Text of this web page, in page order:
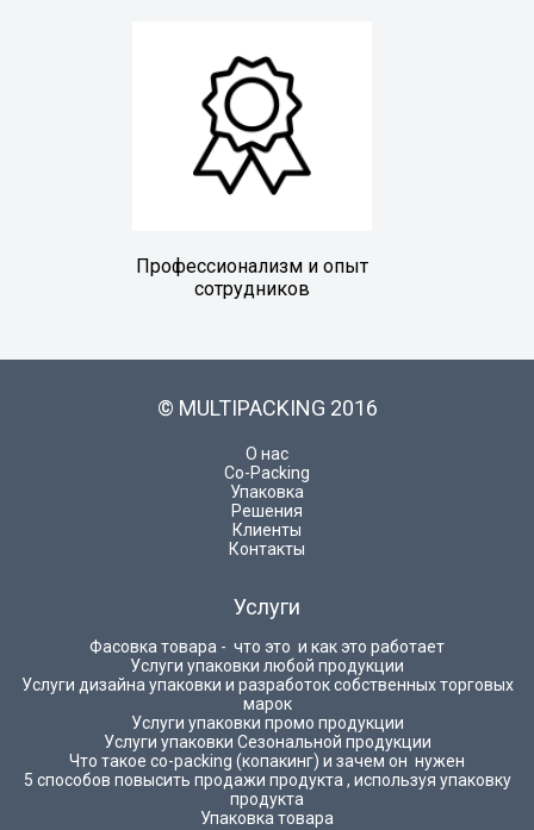
Профессионализм и опыт
сотрудников
© MULTIPACKING 2016
О нас
Co-Packing
Упаковка
Решения
Клиенты
Контакты
Услуги
Фасовка товара - что это и как это работает
Услуги упаковки любой продукции
Услуги дизайна упаковки и разработок собственных торговых
марок
Услуги упаковки промо продукции
Услуги упаковки Сезональной продукции
Что такое co-packing (копакинг) и зачем он нужен
5 способов повысить продажи продукта , используя упаковку
продукта
Упаковка товара